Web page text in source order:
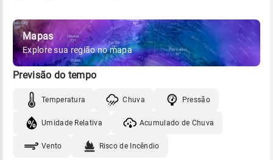
Mapas
Explore sua região no mapa
Previsão do tempo
Temperatura Chuva Pressão
Umidade Relativa Acumulado de Chuva
Vento Risco de Incêndio